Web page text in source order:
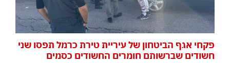
פקחי אגף הביטחון של עיריית טירת כרמל תפסו שני
חשודים שברשותם חומרים החשודים כסמים